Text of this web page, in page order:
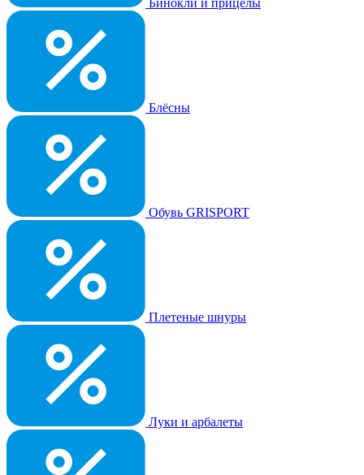
Бинокли и прицелы
Блёсны
Обувь GRISPORT
Плетеные шнуры
Луки и арбалеты